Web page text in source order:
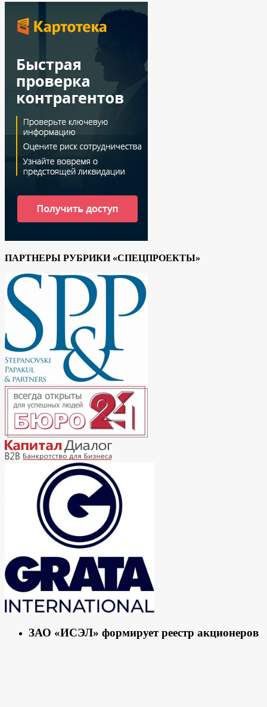
ПАРТНЕРЫ РУБРИКИ «СПЕЦПРОЕКТЫ»
ЗАО «ИСЭЛ» формирует реестр акционеров